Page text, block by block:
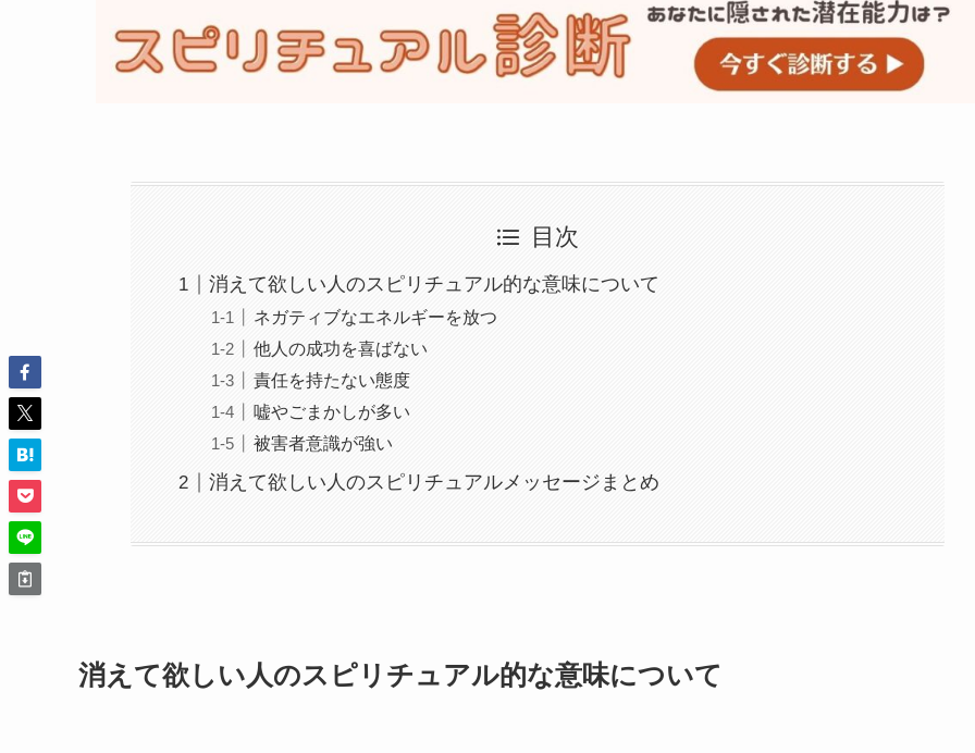
目次
消えて欲しい人のスピリチュアル的な意味について
ネガティブなエネルギーを放つ
他人の成功を喜ばない
責任を持たない態度
嘘やごまかしが多い
被害者意識が強い
消えて欲しい人のスピリチュアルメッセージまとめ
消えて欲しい人のスピリチュアル的な意味について